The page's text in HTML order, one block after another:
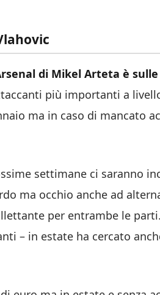
di Mikel Arteta è
più importanti a
ma in caso di mancato
settimane ci saranno
ma occhio anche ad
per entrambe le
– in estate ha cercato